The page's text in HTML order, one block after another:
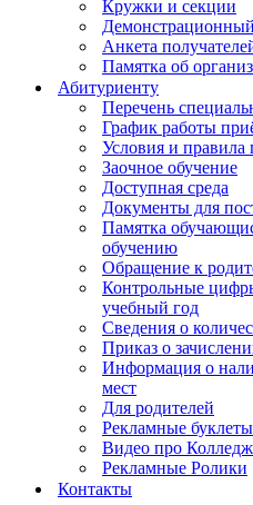
Кружки и секции
Анкета
Памятка об
Абитуриенту
Перечень
График работы
Условия и правила
Заочное обучение
Доступная среда
Документы для
Памятка
обучению
Обращение к
Контрольные
учебный год
Сведения о
Приказ о
Информация о
мест
Для родителей
Рекламные буклеты
Видео про Колледж
Рекламные Ролики
Контакты